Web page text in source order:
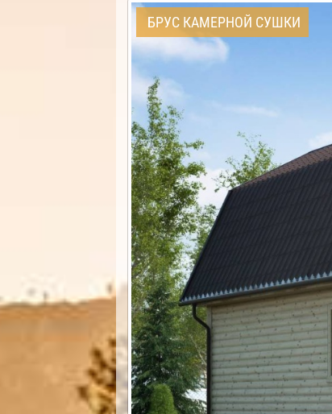
БРУС КАМЕРНОЙ СУШКИ